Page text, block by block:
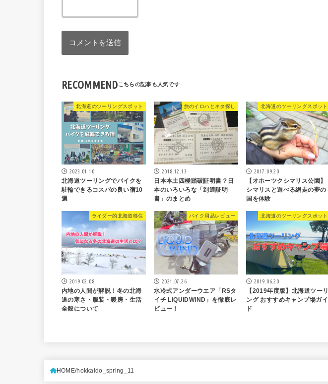
RECOMMEND
北海道のツーリングスポット
2023.01.10
北海道ツーリングでバイクを
駐輪できるコスパの良い宿10
選
旅のイロハとネタ探し
2018.12.13
日本本土四極踏破証明書？日
本のいろいろな「到達証明
書」のまとめ
北海道のツーリングスポット
2017.09.20
【オホーツクシマリス公園】
シマリスと遊べる網走の夢の
国を体験
ライダー的北海道移住
2019.02.08
内地の人間が解説！冬の北海
道の寒さ・服装・暖房・生活
全般について
バイク用品レビュー
2021.07.26
水冷式アンダーウエア「RSタ
イチ LIQUIDWIND」を徹底レ
ビュー！
北海道のツーリングスポット
2019.06.20
【2019年度版】北海道ツーリ
ング おすすめキャンプ場ガイ
ド
HOME hokkaido_spring_11